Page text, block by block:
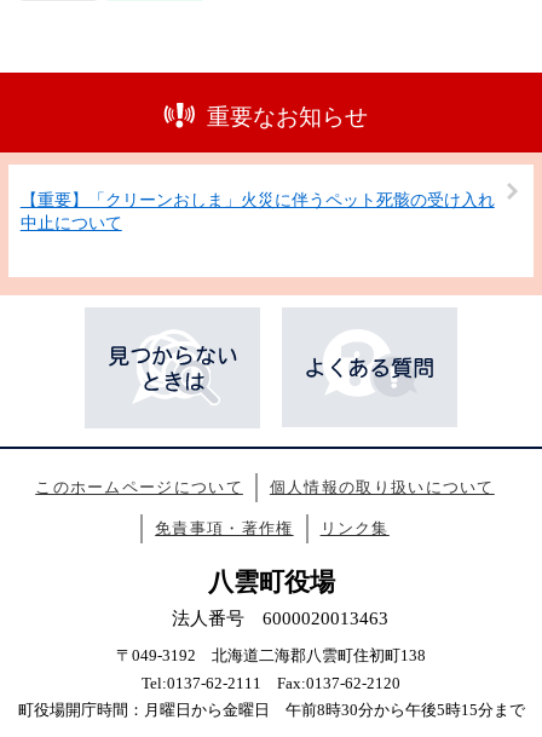
重要なお知らせ
【重要】「クリーンおしま」火災に伴うペット死骸の受け入れ
中止について
このホームページについて 個人情報の取り扱いについて
免責事項・著作権 リンク集
八雲町役場
法人番号 6000020013463
〒049-3192 北海道二海郡八雲町住初町138
Tel:0137-62-2111 Fax:0137-62-2120
町役場開庁時間：月曜日から金曜日 午前8時30分から午後5時15分まで